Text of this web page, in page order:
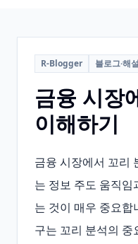
R-Blogger 블로그·해설
금융 시장
이해하기
금융 시장에서 꼬리
는 정보 주도 움직
는 것이 매우 중요합
구는 꼬리 분석의